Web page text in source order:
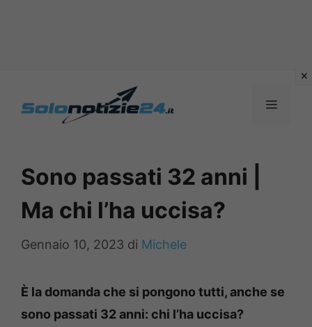
MENU
Sono passati 32 anni |
Ma chi l’ha uccisa?
Gennaio 10, 2023 di Michele
È la domanda che si pongono tutti, anche se
sono passati 32 anni: chi l’ha uccisa?